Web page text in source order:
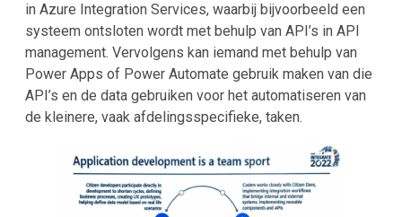
in Azure Integration Services, waarbij bijvoorbeeld een
systeem ontsloten wordt met behulp van API’s in API
management. Vervolgens kan iemand met behulp van
Power Apps of Power Automate gebruik maken van die
API’s en de data gebruiken voor het automatiseren van
de kleinere, vaak afdelingsspecifieke, taken.